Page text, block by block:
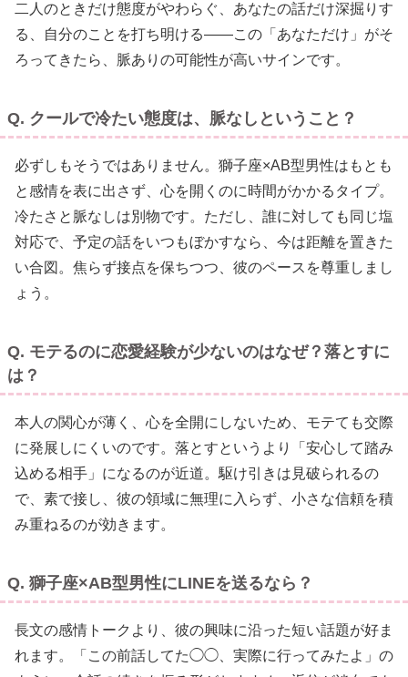
二人のときだけ態度がやわらぐ、あなたの話だけ深掘りす
る、自分のことを打ち明ける——この「あなただけ」がそ
ろってきたら、脈ありの可能性が高いサインです。
Q. クールで冷たい態度は、脈なしということ？
必ずしもそうではありません。獅子座×AB型男性はもとも
と感情を表に出さず、心を開くのに時間がかかるタイプ。
冷たさと脈なしは別物です。ただし、誰に対しても同じ塩
対応で、予定の話をいつもぼかすなら、今は距離を置きた
い合図。焦らず接点を保ちつつ、彼のペースを尊重しまし
ょう。
Q. モテるのに恋愛経験が少ないのはなぜ？落とすに
は？
本人の関心が薄く、心を全開にしないため、モテても交際
に発展しにくいのです。落とすというより「安心して踏み
込める相手」になるのが近道。駆け引きは見破られるの
で、素で接し、彼の領域に無理に入らず、小さな信頼を積
み重ねるのが効きます。
Q. 獅子座×AB型男性にLINEを送るなら？
長文の感情トークより、彼の興味に沿った短い話題が好ま
れます。「この前話してた◯◯、実際に行ってみたよ」の